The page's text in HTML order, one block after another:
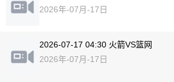
2026年-07月-17日
2026-07-17 04:30 火箭VS篮网
2026年-07月-17日